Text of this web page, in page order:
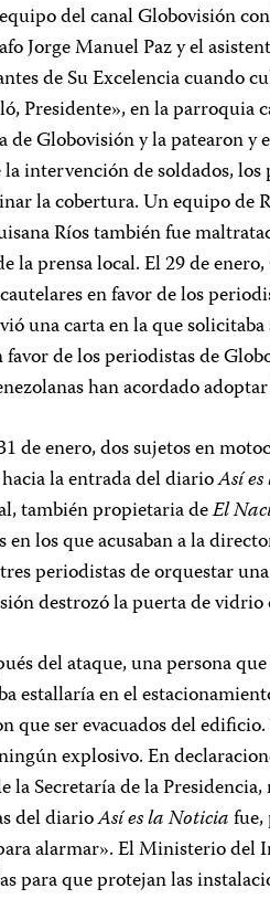
del canal Globovisión
Jorge Manuel Paz y el
de Su Excelencia cuando
Presidente», en la parroquia
de Globovisión y la patearon
intervención de soldados,
la cobertura. Un equipo de
Ríos también fue
la prensa local. El 29 de
en favor de los
una carta en la que
de los periodistas de
han acordado
de enero, dos sujetos en
la entrada del diarioAsí
también propietaria deEl
en los que acusaban a la
periodistas de orquestar
destrozó la puerta de
del ataque, una persona
estallaría en el
que ser evacuados del
explosivo. En
la Secretaría de la
del diarioAsí es la Noticiafue,
alarmar». El Ministerio del
para que protejan las